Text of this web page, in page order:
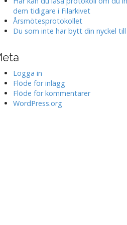
dem tidigare i Filarkivet
Årsmötesprotokollet
Du som inte har bytt din nyckel
Logga in
Flöde för inlägg
Flöde för kommentarer
WordPress.org